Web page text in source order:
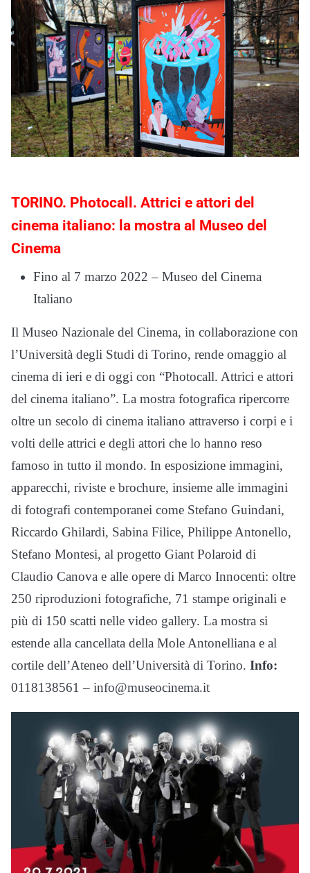
TORINO. Photocall. Attrici e attori del
cinema italiano: la mostra al Museo del
Cinema
Fino al 7 marzo 2022 – Museo del Cinema
Italiano
Il Museo Nazionale del Cinema, in collaborazione con
l’Università degli Studi di Torino, rende omaggio al
cinema di ieri e di oggi con “Photocall. Attrici e attori
del cinema italiano”. La mostra fotografica ripercorre
oltre un secolo di cinema italiano attraverso i corpi e i
volti delle attrici e degli attori che lo hanno reso
famoso in tutto il mondo. In esposizione immagini,
apparecchi, riviste e brochure, insieme alle immagini
di fotografi contemporanei come Stefano Guindani,
Riccardo Ghilardi, Sabina Filice, Philippe Antonello,
Stefano Montesi, al progetto Giant Polaroid di
Claudio Canova e alle opere di Marco Innocenti: oltre
250 riproduzioni fotografiche, 71 stampe originali e
più di 150 scatti nelle video gallery. La mostra si
estende alla cancellata della Mole Antonelliana e al
cortile dell’Ateneo dell’Università di Torino. Info:
0118138561 – info@museocinema.it